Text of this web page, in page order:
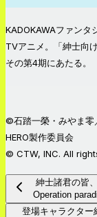
KADOKAWAファンタ
TVアニメ。「紳士向
その第4期にあたる。
©石踏一榮・みやま零
HERO製作委員会
© CTW, INC. All
紳士諸君の皆
Operation
登場キャラクター